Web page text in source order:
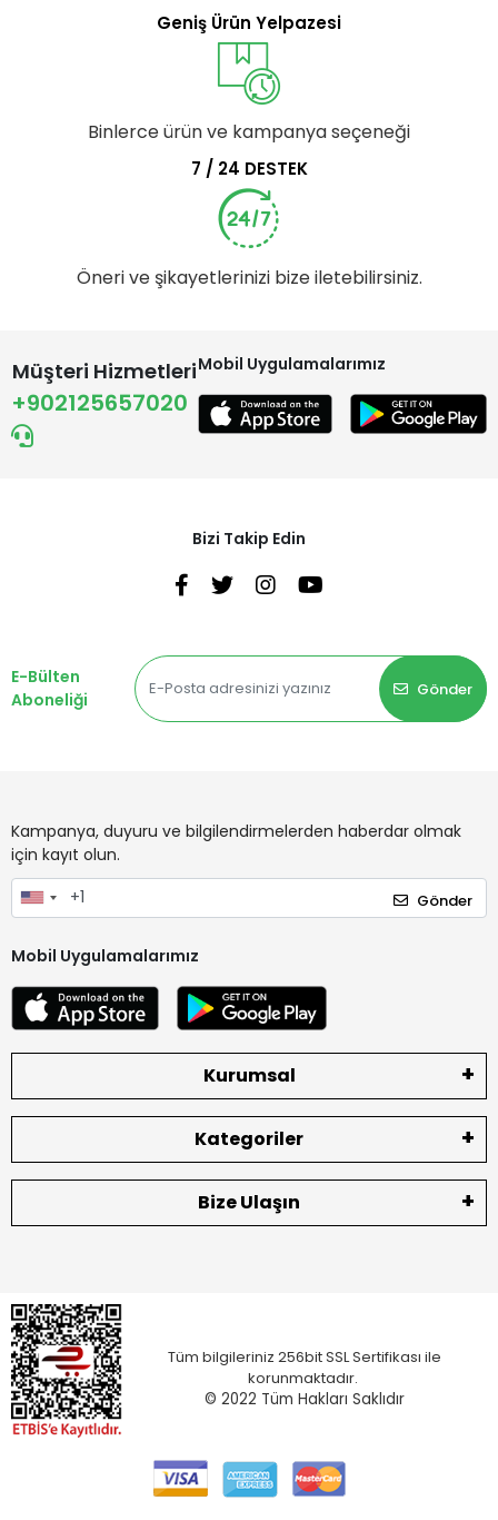
Geniş Ürün Yelpazesi
Binlerce ürün ve kampanya seçeneği
7 / 24 DESTEK
Öneri ve şikayetlerinizi bize iletebilirsiniz.
Müşteri Hizmetleri
+902125657020
Mobil Uygulamalarımız
Bizi Takip Edin
E-Bülten
Aboneliği
Gönder
Kampanya, duyuru ve bilgilendirmelerden haberdar olmak
için kayıt olun.
Gönder
Mobil Uygulamalarımız
Kurumsal
Kategoriler
Bize Ulaşın
Tüm bilgileriniz 256bit SSL Sertifikası ile
korunmaktadır.
© 2022 Tüm Hakları Saklıdır